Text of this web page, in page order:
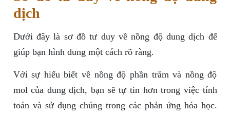
dịch
Dưới đây là sơ đồ tư duy về nồng độ dung dịch để
giúp bạn hình dung một cách rõ ràng.
Với sự hiểu biết về nồng độ phần trăm và nồng độ
mol của dung dịch, bạn sẽ tự tin hơn trong việc tính
toán và sử dụng chúng trong các phản ứng hóa học.